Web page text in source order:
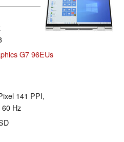
G7 96EUs
141 PPI,
Hz